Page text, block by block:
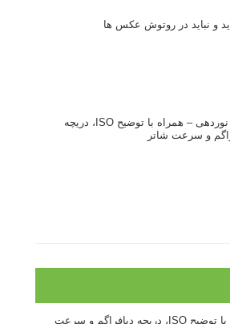
درک نوردهی – همراه با توضیح ISO، دریچه
و سرعت شاتر
درک نوردهی – همراه با توضیح ISO، دریچه دیافراگم و سرعت